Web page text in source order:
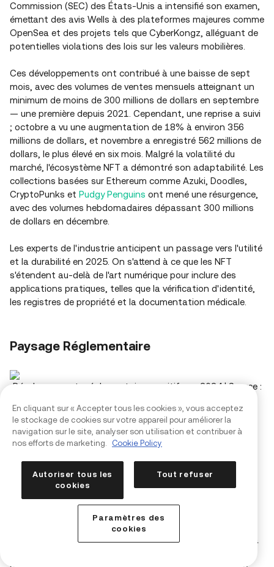
Commission (SEC) des États-Unis a intensifié son examen,
émettant des avis Wells à des plateformes majeures comme
OpenSea et des projets tels que CyberKongz, alléguant de
potentielles violations des lois sur les valeurs mobilières.
Ces développements ont contribué à une baisse de sept
mois, avec des volumes de ventes mensuels atteignant un
minimum de moins de 300 millions de dollars en septembre
— une première depuis 2021. Cependant, une reprise a suivi
; octobre a vu une augmentation de 18% à environ 356
millions de dollars, et novembre a enregistré 562 millions de
dollars, le plus élevé en six mois. Malgré la volatilité du
marché, l'écosystème NFT a démontré son adaptabilité. Les
collections basées sur Ethereum comme Azuki, Doodles,
CryptoPunks et Pudgy Penguins ont mené une résurgence,
avec des volumes hebdomadaires dépassant 300 millions
de dollars en décembre.
Les experts de l'industrie anticipent un passage vers l'utilité
et la durabilité en 2025. On s'attend à ce que les NFT
s'étendent au-delà de l'art numérique pour inclure des
applications pratiques, telles que la vérification d'identité,
les registres de propriété et la documentation médicale.
Paysage Réglementaire
Développements réglementaires positifs en 2024 | Source :
Évolutions de la Politique Américaine
L'élection présidentielle américaine de 2024 a eu une
influence significative sur la réglementation des
cryptomonnaies. Le président élu Donald Trump,
auparavant sceptique à l'égard des actifs numériques, a
adopté une position pro-crypto lors de sa campagne. Il
s'est engagé à établir une réserve nationale de Bitcoin et à
En cliquant sur « Accepter tous les cookies », vous acceptez
le stockage de cookies sur votre appareil pour améliorer la
navigation sur le site, analyser son utilisation et contribuer à
nos efforts de marketing.
Cookie Policy
Autoriser tous les
cookies
Tout refuser
Paramètres des
cookies